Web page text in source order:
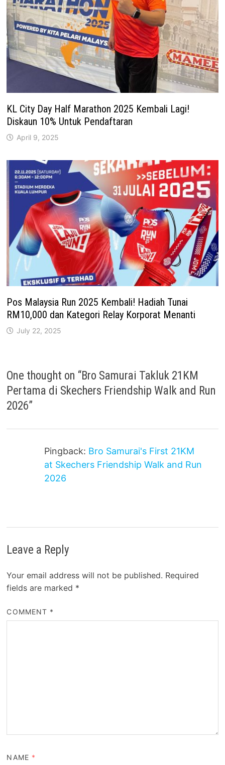
KL City Day Half Marathon 2025 Kembali Lagi!
Diskaun 10% Untuk Pendaftaran
April 9, 2025
Pos Malaysia Run 2025 Kembali! Hadiah Tunai
RM10,000 dan Kategori Relay Korporat Menanti
July 22, 2025
One thought on “Bro Samurai Takluk 21KM
Pertama di Skechers Friendship Walk and Run
2026”
Pingback: Bro Samurai's First 21KM
at Skechers Friendship Walk and Run
2026
Leave a Reply
Your email address will not be published. Required
fields are marked *
COMMENT *
NAME *